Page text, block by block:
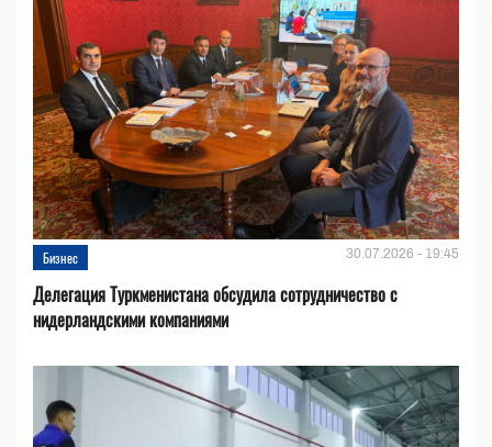
Бизнес 30.07.2026 - 19:45
Делегация Туркменистана обсудила сотрудничество с
нидерландскими компаниями